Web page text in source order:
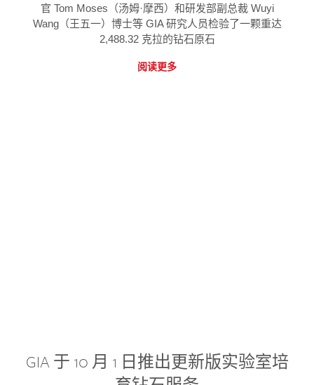
官 Tom Moses（汤姆·摩西）和研发部副总裁 Wuyi
Wang（王五一）博士等 GIA 研究人员检验了一颗重达
2,488.32 克拉的钻石原石
阅读更多
GIA 于 10 月 1 日推出更新版实验室培